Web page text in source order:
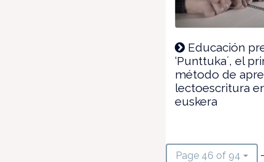
Educación
‘Punttuka´, el
método de
lectoescritura
euskera
Page 46 of 94